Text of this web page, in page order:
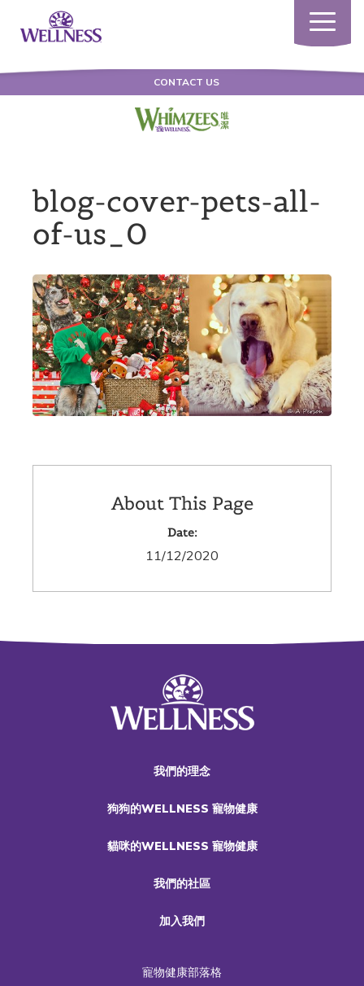
Toggle
CONTACT US
blog-cover-pets-all-
of-us_0
About This Page
Date:
11/12/2020
我們的理念
狗狗的WELLNESS 寵物健康
貓咪的WELLNESS 寵物健康
我們的社區
加入我們
寵物健康部落格